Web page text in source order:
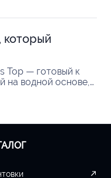
который
Тор — готовый к
на водной основе,